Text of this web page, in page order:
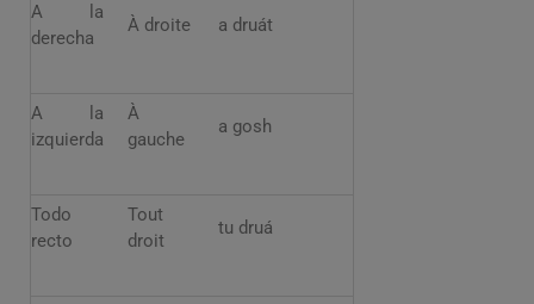
A la
derecha
À droite a druát
A la
izquierda
À
gauche
a gosh
Todo
recto
Tout
droit
tu druá